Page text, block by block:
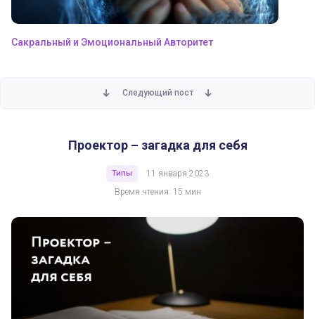
Сакральный и Эмоциональный Авторитет
Следующий пост
Проектор – загадка для себя
Типы
11 января 2023
Время чтения: 15 мин